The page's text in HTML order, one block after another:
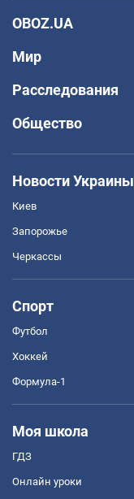
OBOZ.UA
Мир
Расследования
Общество
Новости Украины
Киев
Запорожье
Черкассы
Спорт
Футбол
Хоккей
Формула-1
Моя школа
ГДЗ
Онлайн уроки